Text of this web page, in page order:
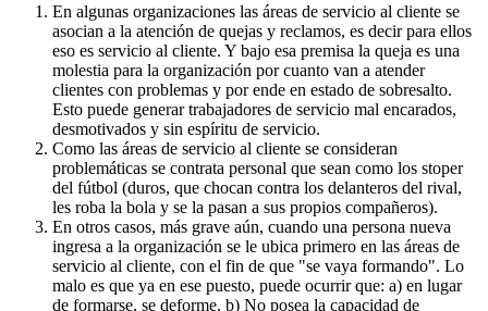
En algunas organizaciones las áreas de servicio al cliente se
asocian a la atención de quejas y reclamos, es decir para ellos
eso es servicio al cliente. Y bajo esa premisa la queja es una
molestia para la organización por cuanto van a atender
clientes con problemas y por ende en estado de sobresalto.
Esto puede generar trabajadores de servicio mal encarados,
desmotivados y sin espíritu de servicio.
Como las áreas de servicio al cliente se consideran
problemáticas se contrata personal que sean como los stoper
del fútbol (duros, que chocan contra los delanteros del rival,
les roba la bola y se la pasan a sus propios compañeros).
En otros casos, más grave aún, cuando una persona nueva
ingresa a la organización se le ubica primero en las áreas de
servicio al cliente, con el fin de que "se vaya formando". Lo
malo es que ya en ese puesto, puede ocurrir que: a) en lugar
de formarse, se deforme. b) No posea la capacidad de